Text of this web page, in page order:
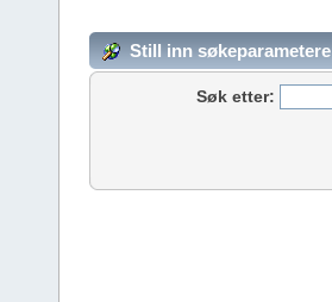
Still inn søkeparametere
Søk etter: